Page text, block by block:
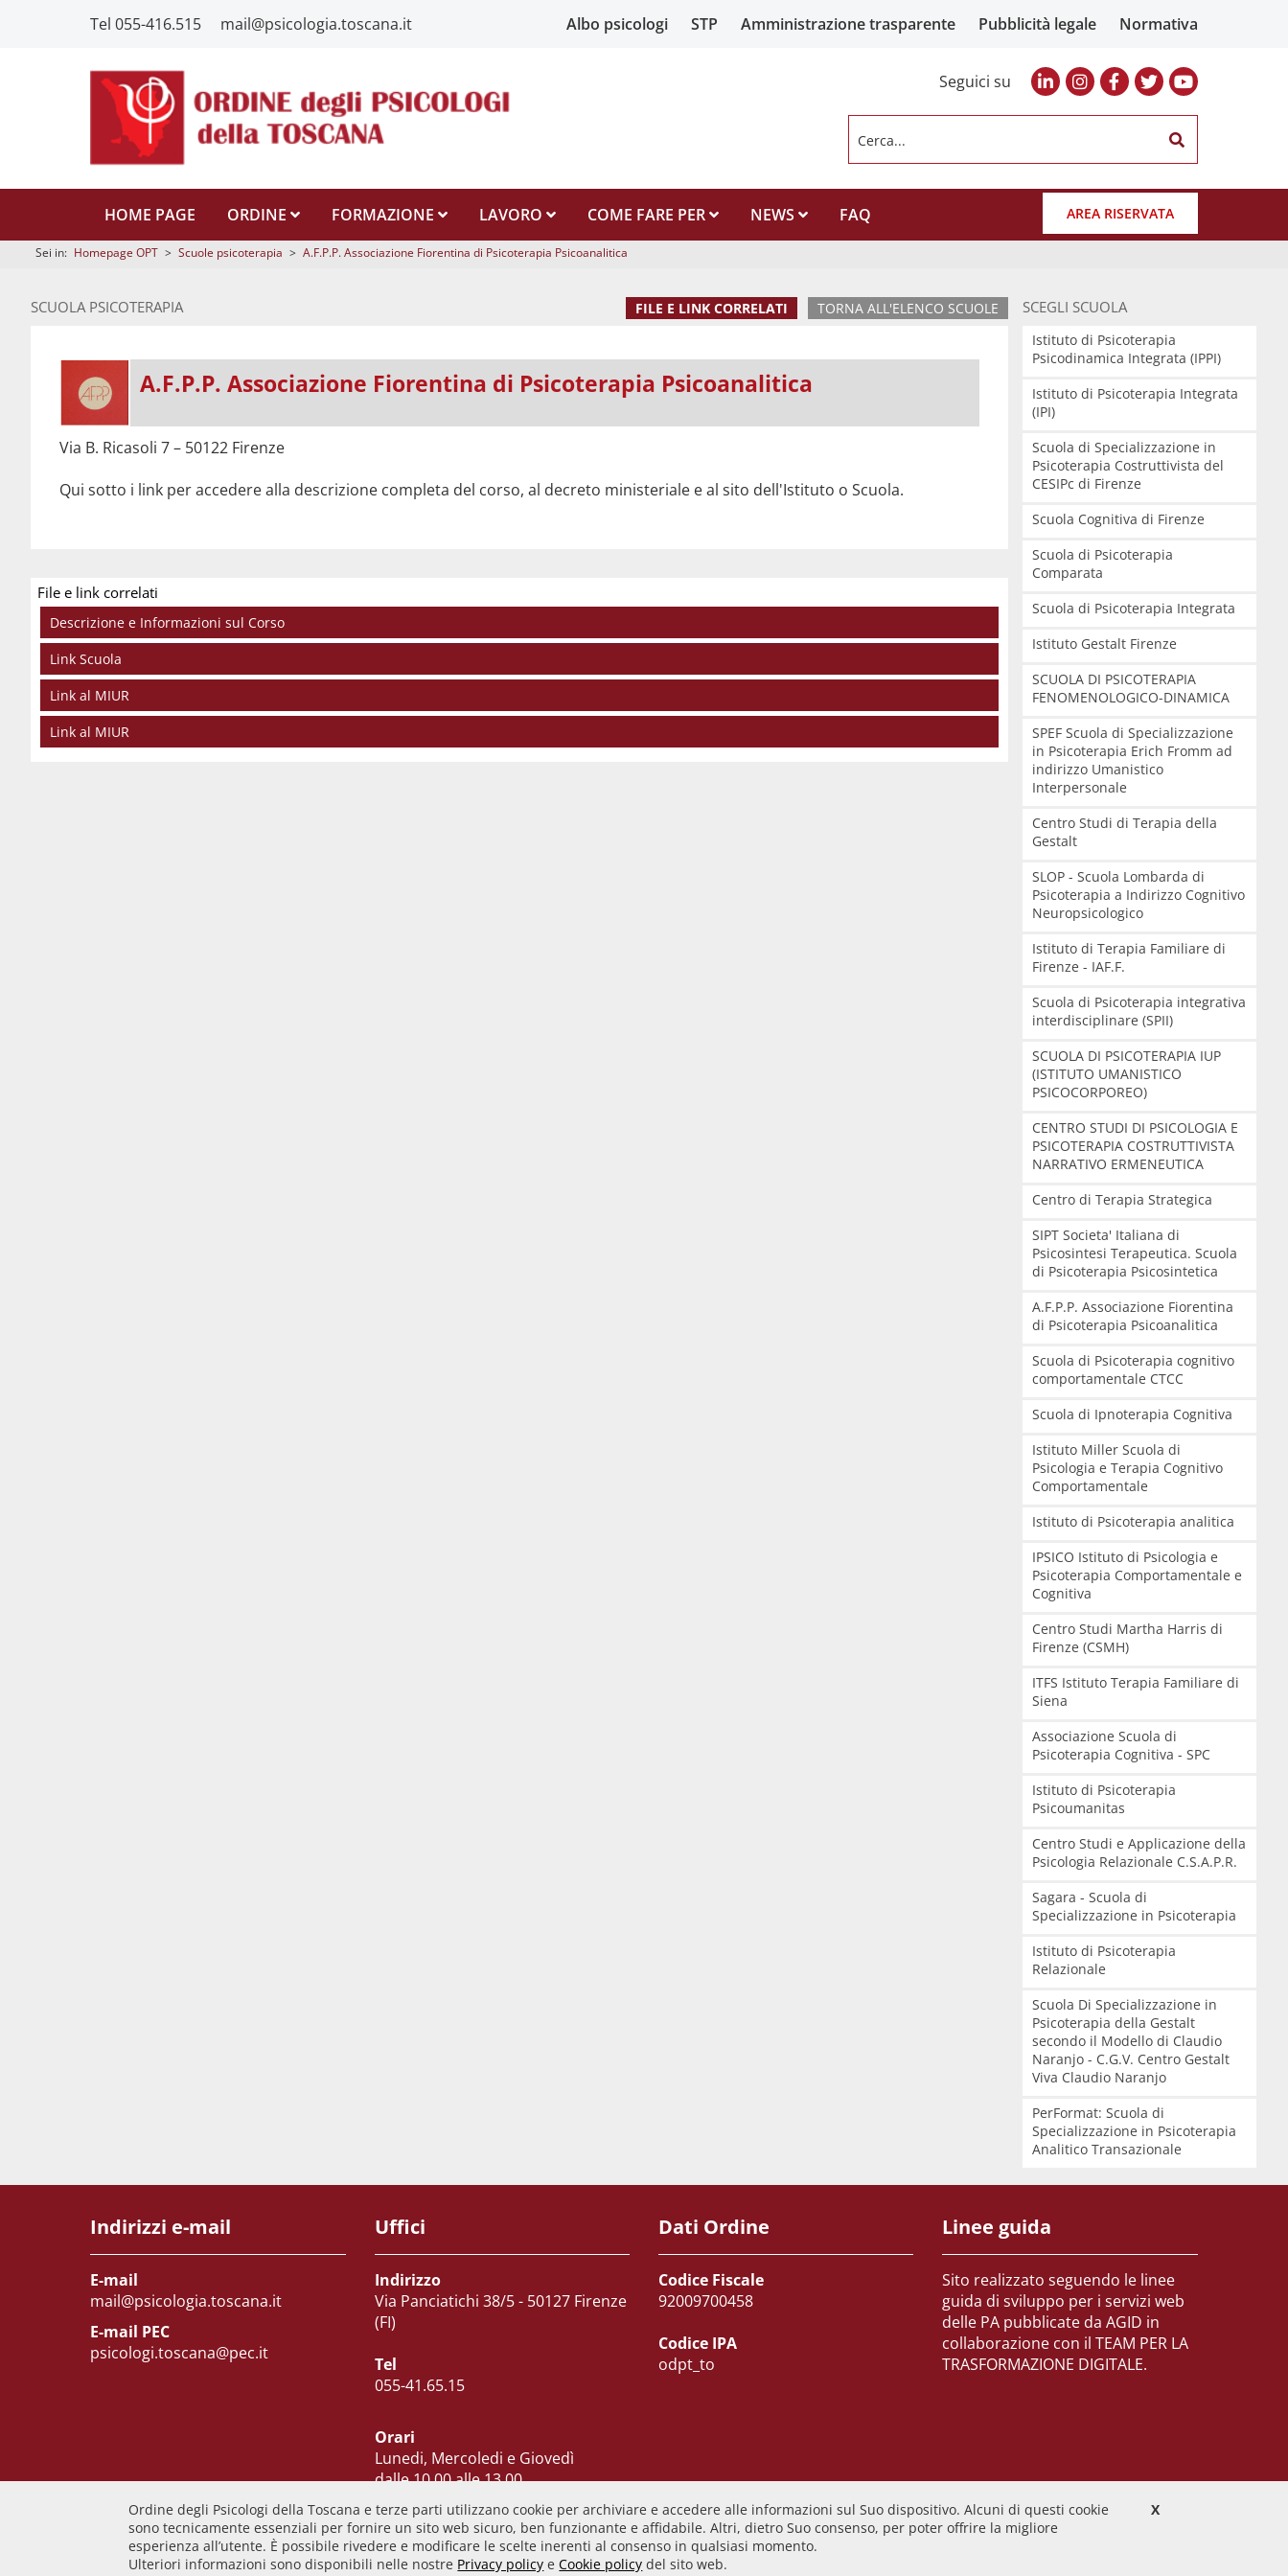
Tel 055-416.515 mail@psicologia.toscana.it Albo psicologi STP Amministrazione trasparente Pubblicità legale Normativa
Seguici su
Cerca...
HOME PAGE ORDINE FORMAZIONE LAVORO COME FARE PER NEWS FAQ AREA RISERVATA
Sei in: Homepage OPT > Scuole psicoterapia > A.F.P.P. Associazione Fiorentina di Psicoterapia Psicoanalitica
SCUOLA PSICOTERAPIA TORNA ALL'ELENCO SCUOLE
FILE E LINK CORRELATI
Link Scuola
Link al MIUR
Link al MIUR
A.F.P.P. Associazione Fiorentina di Psicoterapia Psicoanalitica
Via B. Ricasoli 7 – 50122 Firenze
Qui sotto i link per accedere alla descrizione completa del corso, al decreto ministeriale e al sito dell'Istituto o Scuola.
File e link correlati
Descrizione e Informazioni sul Corso
Link Scuola
Link al MIUR
Link al MIUR
SCEGLI SCUOLA
Istituto di Psicoterapia
Psicodinamica Integrata (IPPI)
Istituto di Psicoterapia Integrata
(IPI)
Scuola di Specializzazione in
Psicoterapia Costruttivista del
CESIPc di Firenze
Scuola Cognitiva di Firenze
Scuola di Psicoterapia
Comparata
Scuola di Psicoterapia Integrata
Istituto Gestalt Firenze
SCUOLA DI PSICOTERAPIA
FENOMENOLOGICO-DINAMICA
SPEF Scuola di Specializzazione
in Psicoterapia Erich Fromm ad
indirizzo Umanistico
Interpersonale
Centro Studi di Terapia della
Gestalt
SLOP - Scuola Lombarda di
Psicoterapia a Indirizzo Cognitivo
Neuropsicologico
Istituto di Terapia Familiare di
Firenze - IAF.F.
Scuola di Psicoterapia integrativa
interdisciplinare (SPII)
SCUOLA DI PSICOTERAPIA IUP
(ISTITUTO UMANISTICO
PSICOCORPOREO)
CENTRO STUDI DI PSICOLOGIA E
PSICOTERAPIA COSTRUTTIVISTA
NARRATIVO ERMENEUTICA
Centro di Terapia Strategica
SIPT Societa' Italiana di
Psicosintesi Terapeutica. Scuola
di Psicoterapia Psicosintetica
A.F.P.P. Associazione Fiorentina
di Psicoterapia Psicoanalitica
Scuola di Psicoterapia cognitivo
comportamentale CTCC
Scuola di Ipnoterapia Cognitiva
Istituto Miller Scuola di
Psicologia e Terapia Cognitivo
Comportamentale
Istituto di Psicoterapia analitica
IPSICO Istituto di Psicologia e
Psicoterapia Comportamentale e
Cognitiva
Centro Studi Martha Harris di
Firenze (CSMH)
ITFS Istituto Terapia Familiare di
Siena
Associazione Scuola di
Psicoterapia Cognitiva - SPC
Istituto di Psicoterapia
Psicoumanitas
Centro Studi e Applicazione della
Psicologia Relazionale C.S.A.P.R.
Sagara - Scuola di
Specializzazione in Psicoterapia
Istituto di Psicoterapia
Relazionale
Scuola Di Specializzazione in
Psicoterapia della Gestalt
secondo il Modello di Claudio
Naranjo - C.G.V. Centro Gestalt
Viva Claudio Naranjo
PerFormat: Scuola di
Specializzazione in Psicoterapia
Analitico Transazionale
Indirizzi e-mail
E-mail
mail@psicologia.toscana.it
E-mail PEC
psicologi.toscana@pec.it
Uffici
Indirizzo
Via Panciatichi 38/5 - 50127 Firenze
(FI)
Tel
055-41.65.15
Orari
Lunedi, Mercoledi e Giovedì
dalle 10.00 alle 13.00
Martedi dalle 10.00 alle 15.00
Venerdì CHIUSO
Dati Ordine
Codice Fiscale
92009700458
Codice IPA
odpt_to
Linee guida
Sito realizzato seguendo le linee
guida di sviluppo per i servizi web
delle PA pubblicate da AGID in
collaborazione con il TEAM PER LA
TRASFORMAZIONE DIGITALE.
X
Ordine degli Psicologi della Toscana e terze parti utilizzano cookie per archiviare e accedere alle informazioni sul Suo dispositivo. Alcuni di questi cookie
sono tecnicamente essenziali per fornire un sito web sicuro, ben funzionante e affidabile. Altri, dietro Suo consenso, per poter offrire la migliore
esperienza all’utente. È possibile rivedere e modificare le scelte inerenti al consenso in qualsiasi momento.
Ulteriori informazioni sono disponibili nelle nostre Privacy policy eCookie policy del sito web.